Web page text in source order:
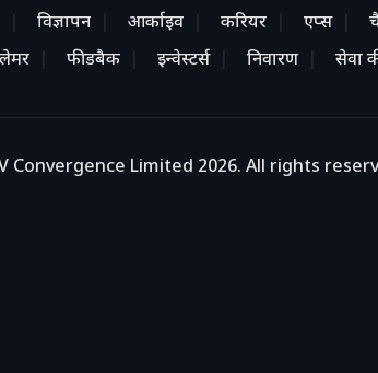
विज्ञापन आर्काइव करियर एप्स
फीडबैक इन्वेस्टर्स निवारण सेवा
Convergence Limited 2026. All rights